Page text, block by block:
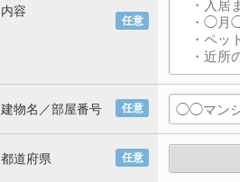
任意
内容
任意
建物名／部屋番号
任意
都道府県